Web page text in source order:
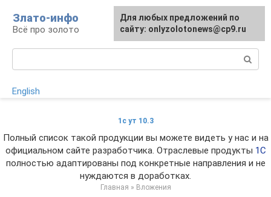
контенту
Злато-инфо
Всё про золото
English
1с ут 10.3
Полный список такой продукции вы можете видеть у нас и на
официальном сайте разработчика. Отраслевые продукты 1С
полностью адаптированы под конкретные направления и не
нуждаются в доработках.
Главная » Вложения
Для любых предложений по
сайту: onlyzolotonews@cp9.ru